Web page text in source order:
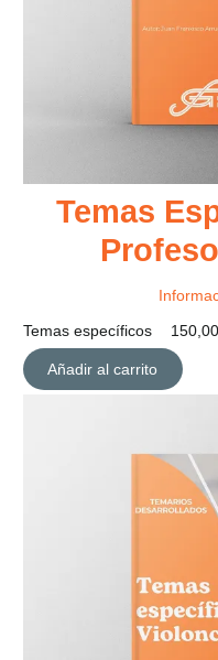
Temas
Temas específicos
150,00
Añadir al carrito